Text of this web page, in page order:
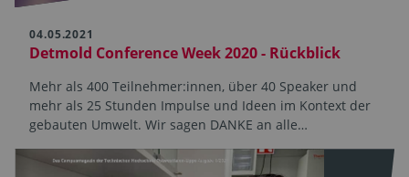
04.05.2021
Detmold Conference Week 2020 - Rückblick
Mehr als 400 Teilnehmer:innen, über 40 Speaker und
mehr als 25 Stunden Impulse und Ideen im Kontext der
gebauten Umwelt. Wir sagen DANKE an alle…